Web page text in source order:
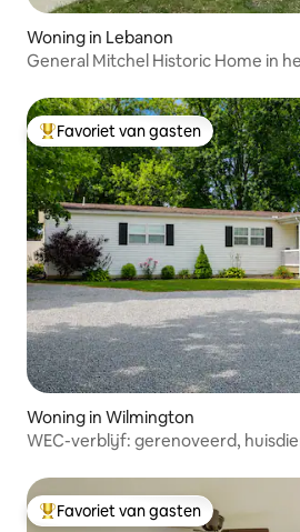
Woning in Lebanon
General Mitchel Historic Home in
Topfavoriet van gasten
Favoriet van gasten
Woning in Wilmington
WEC-verblijf: gerenoveerd,
Topfavoriet van gasten
Favoriet van gasten